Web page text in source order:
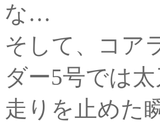
な…
そして、コア
ダー5号では
走りを止めた